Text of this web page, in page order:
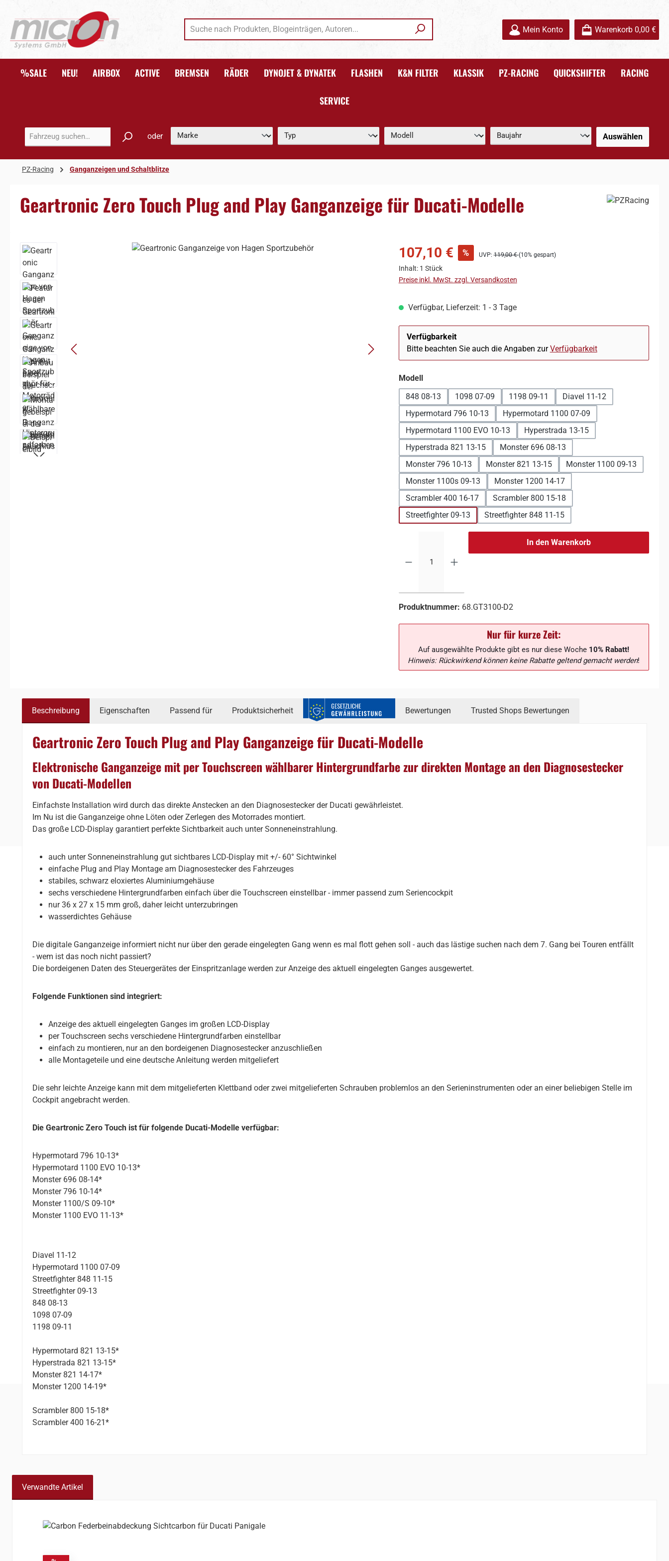
Zur Hauptnavigation springen
Mein Konto
Warenkorb 0,00 €
%SALE NEU! AIRBOX ACTIVE BREMSEN RÄDER DYNOJET & DYNATEK FLASHEN K&N FILTER KLASSIK PZ-RACING QUICKSHIFTER RACING
SERVICE
oder Auswählen
PZ-Racing Ganganzeigen und Schaltblitze
Geartronic Zero Touch Plug and Play Ganganzeige für Ducati-Modelle
Bildergalerie überspringen 107,10 € % UVP:119,00 €(10% gespart)
Inhalt: 1 Stück
Preise inkl. MwSt. zzgl. Versandkosten
Verfügbar, Lieferzeit: 1 - 3 Tage
Verfügbarkeit
Bitte beachten Sie auch die Angaben zurVerfügbarkeit
Modellauswählen
848 08-13
1098 07-09 1198 09-11
Diavel 11-12
Hypermotard 796 10-13
Hypermotard 1100 07-09
Hypermotard 1100 EVO 10-13
Hyperstrada 13-15
Hyperstrada 821 13-15
Monster 696 08-13
Monster 796 10-13
Monster 821 13-15
Monster 1100 09-13
Monster 1100s 09-13
Monster 1200 14-17
Scrambler 400 16-17
Scrambler 800 15-18
Streetfighter 09-13
Streetfighter 848 11-15
In den Warenkorb
Produktnummer: 68.GT3100-D2
Nur für kurze Zeit:
Auf ausgewählte Produkte gibt es nur diese Woche 10% Rabatt!
Hinweis: Rückwirkend können keine Rabatte geltend gemacht werden!
Beschreibung Eigenschaften Passend für Produktsicherheit Bewertungen Trusted Shops Bewertungen
Geartronic Zero Touch Plug and Play Ganganzeige für Ducati-Modelle
Elektronische Ganganzeige mit per Touchscreen wählbarer Hintergrundfarbe zur direkten Montage an den Diagnosestecker
von Ducati-Modellen
Einfachste Installation wird durch das direkte Anstecken an den Diagnosestecker der Ducati gewährleistet.
Im Nu ist die Ganganzeige ohne Löten oder Zerlegen des Motorrades montiert.
Das große LCD-Display garantiert perfekte Sichtbarkeit auch unter Sonneneinstrahlung.
auch unter Sonneneinstrahlung gut sichtbares LCD-Display mit +/- 60° Sichtwinkel
einfache Plug and Play Montage am Diagnosestecker des Fahrzeuges
stabiles, schwarz eloxiertes Aluminiumgehäuse
sechs verschiedene Hintergrundfarben einfach über die Touchscreen einstellbar - immer passend zum Seriencockpit
nur 36 x 27 x 15 mm groß, daher leicht unterzubringen
wasserdichtes Gehäuse
Die digitale Ganganzeige informiert nicht nur über den gerade eingelegten Gang wenn es mal flott gehen soll - auch das lästige suchen nach dem 7. Gang bei Touren entfällt
- wem ist das noch nicht passiert?
Die bordeigenen Daten des Steuergerätes der Einspritzanlage werden zur Anzeige des aktuell eingelegten Ganges ausgewertet.
Folgende Funktionen sind integriert:
Anzeige des aktuell eingelegten Ganges im großen LCD-Display
per Touchscreen sechs verschiedene Hintergrundfarben einstellbar
einfach zu montieren, nur an den bordeigenen Diagnosestecker anzuschließen
alle Montageteile und eine deutsche Anleitung werden mitgeliefert
Die sehr leichte Anzeige kann mit dem mitgelieferten Klettband oder zwei mitgelieferten Schrauben problemlos an den Serieninstrumenten oder an einer beliebigen Stelle im
Cockpit angebracht werden.
Die Geartronic Zero Touch ist für folgende Ducati-Modelle verfügbar:
Hypermotard 796 10-13*
Hypermotard 1100 EVO 10-13*
Monster 696 08-14*
Monster 796 10-14*
Monster 1100/S 09-10*
Monster 1100 EVO 11-13*
Diavel 11-12
Hypermotard 1100 07-09
Streetfighter 848 11-15
Streetfighter 09-13
848 08-13
1098 07-09
1198 09-11
Hypermotard 821 13-15*
Hyperstrada 821 13-15*
Monster 821 14-17*
Monster 1200 14-19*
Scrambler 800 15-18*
Scrambler 400 16-21*
Verwandte Artikel